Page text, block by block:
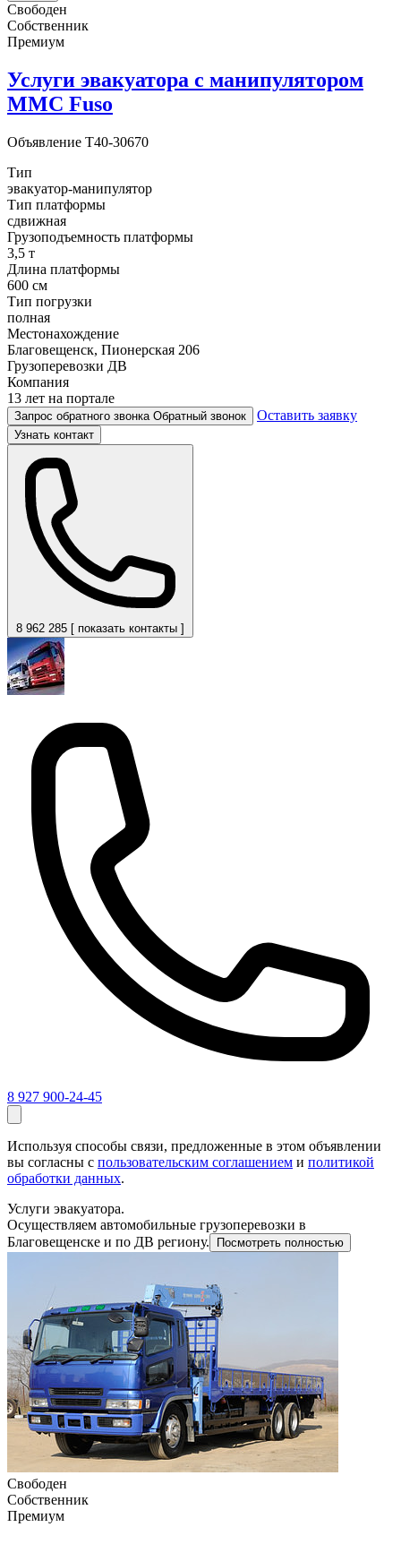
Свободен
Собственник
Премиум
Услуги эвакуатора с манипулятором
MMC Fuso
Объявление T40-30670
Тип
эвакуатор-манипулятор
Тип платформы
сдвижная
Грузоподъемность платформы
3,5 т
Длина платформы
600 см
Тип погрузки
полная
Местонахождение
Благовещенск, Пионерская 206
Грузоперевозки ДВ
Компания
13 лет на портале
Запрос обратного звонка Обратный звонок Оставить заявку
Узнать контакт
8 962 285 [ показать контакты ]
8 927 900-24-45
Используя способы связи, предложенные в этом объявлении
вы согласны с пользовательским соглашением и политикой
обработки данных.
Услуги эвакуатора.
Осуществляем автомобильные грузоперевозки в
Благовещенске и по ДВ региону.
Посмотреть полностью
Свободен
Собственник
Премиум